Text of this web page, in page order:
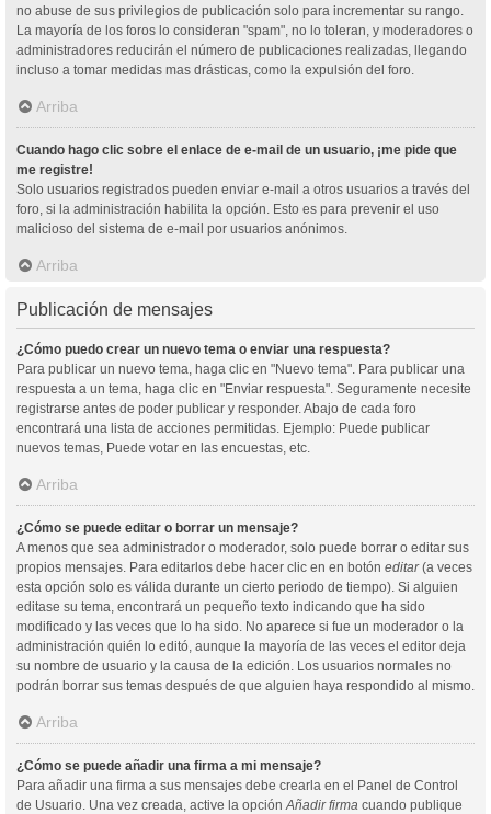
no abuse de sus privilegios de publicación solo para incrementar su rango.
La mayoría de los foros lo consideran "spam", no lo toleran, y moderadores o
administradores reducirán el número de publicaciones realizadas, llegando
incluso a tomar medidas mas drásticas, como la expulsión del foro.
Arriba
Cuando hago clic sobre el enlace de e-mail de un usuario, ¡me pide que
me registre!
Solo usuarios registrados pueden enviar e-mail a otros usuarios a través del
foro, si la administración habilita la opción. Esto es para prevenir el uso
malicioso del sistema de e-mail por usuarios anónimos.
Arriba
Publicación de mensajes
¿Cómo puedo crear un nuevo tema o enviar una respuesta?
Para publicar un nuevo tema, haga clic en "Nuevo tema". Para publicar una
respuesta a un tema, haga clic en "Enviar respuesta". Seguramente necesite
registrarse antes de poder publicar y responder. Abajo de cada foro
encontrará una lista de acciones permitidas. Ejemplo: Puede publicar
nuevos temas, Puede votar en las encuestas, etc.
Arriba
¿Cómo se puede editar o borrar un mensaje?
A menos que sea administrador o moderador, solo puede borrar o editar sus
propios mensajes. Para editarlos debe hacer clic en en botón editar(a veces
esta opción solo es válida durante un cierto periodo de tiempo). Si alguien
editase su tema, encontrará un pequeño texto indicando que ha sido
modificado y las veces que lo ha sido. No aparece si fue un moderador o la
administración quién lo editó, aunque la mayoría de las veces el editor deja
su nombre de usuario y la causa de la edición. Los usuarios normales no
podrán borrar sus temas después de que alguien haya respondido al mismo.
Arriba
¿Cómo se puede añadir una firma a mi mensaje?
Para añadir una firma a sus mensajes debe crearla en el Panel de Control
de Usuario. Una vez creada, active la opción Añadir firma cuando publique